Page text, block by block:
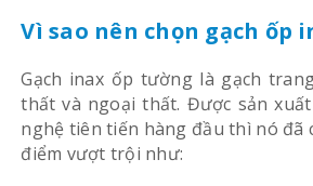
Vì sao nên chọn gạch ốp
Gạch inax ốp tường là gạch
thất và ngoại thất. Được sản
nghệ tiên tiến hàng đầu thì nó đã
điểm vượt trội như: